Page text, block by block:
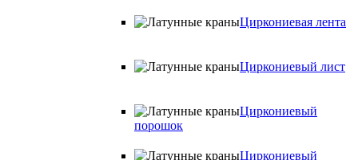
Циркониевая лента
Циркониевый лист
Циркониевый
порошок
Циркониевый